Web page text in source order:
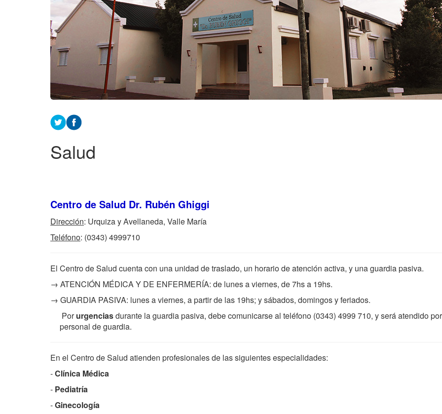
Salud
Centro de Salud Dr. Rubén Ghiggi
Dirección: Urquiza y Avellaneda, Valle María
Teléfono: (0343) 4999710
El Centro de Salud cuenta con una unidad de traslado, un horario de atención activa, y una guardia pasiva.
→ ATENCIÓN MÉDICA Y DE ENFERMERÍA: de lunes a viernes, de 7hs a 19hs.
→ GUARDIA PASIVA: lunes a viernes, a partir de las 19hs; y sábados, domingos y feriados.
Porurgenciasdurante la guardia pasiva, debe comunicarse al teléfono (0343) 4999 710, y será atendido
personal de guardia.
En el Centro de Salud atienden profesionales de las siguientes especialidades:
-Clínica Médica
- Pediatría
-Ginecología